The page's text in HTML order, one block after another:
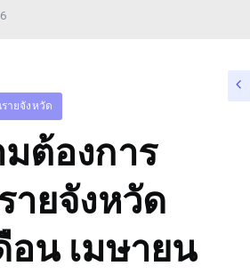
ายจังหวัด
ต้องการ
ายจังหวัด
อน เมษายน